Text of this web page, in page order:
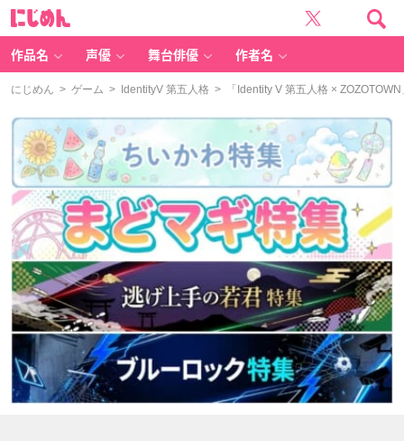
作品名 声優 舞台俳優 作者名
にじめん > ゲーム > IdentityV 第五人格 > 「Identity V 第五人格 ×